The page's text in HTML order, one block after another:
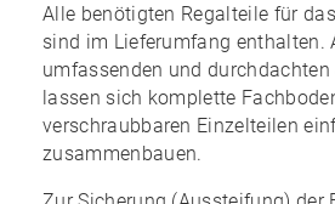
Alle benötigten Regalteile für
sind im Lieferumfang enthalten.
umfassenden und
lassen sich komplette
verschraubbaren Einzelteilen
zusammenbauen.